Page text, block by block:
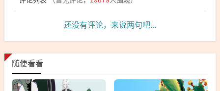
还没有评论，来说两句吧...
随便看看